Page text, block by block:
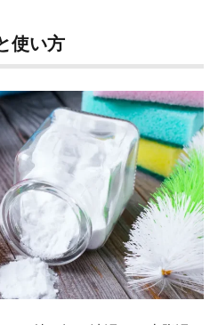
使い方